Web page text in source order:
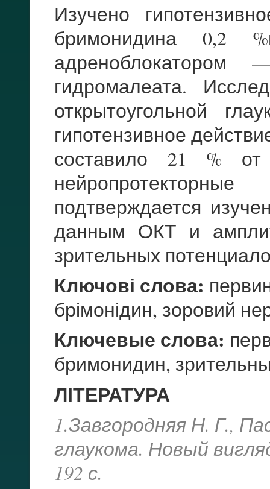
Изучено
бримонидина 0,2
гидромалеата.
открытоугольной
гипотензивное
составило 21 % от
подтверждается
данным ОКТ и
зрительных
Ключові слова:
брімонідин, зоровий
Ключевые слова:
бримонидин,
ЛІТЕРАТУРА
1.Завгородняя Н. Г.,
глаукома. Новый
192 с.